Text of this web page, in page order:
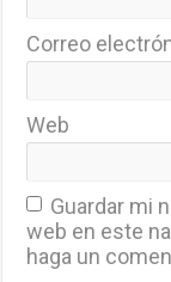
Correo
Web
Guardar mi
web en este
haga un